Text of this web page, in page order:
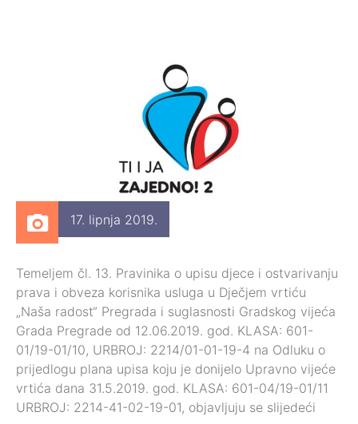
17. lipnja 2019.
Temeljem čl. 13. Pravinika o upisu djece i ostvarivanju
prava i obveza korisnika usluga u Dječjem vrtiću
„Naša radost“ Pregrada i suglasnosti Gradskog vijeća
Grada Pregrade od 12.06.2019. god. KLASA: 601-
01/19-01/10, URBROJ: 2214/01-01-19-4 na Odluku o
prijedlogu plana upisa koju je donijelo Upravno vijeće
vrtića dana 31.5.2019. god. KLASA: 601-04/19-01/11
URBROJ: 2214-41-02-19-01, objavljuju se slijedeći